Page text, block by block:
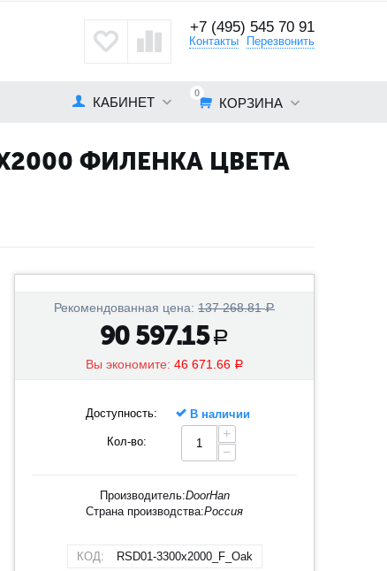
+7 (495) 545 70 91
Контакты Перезвонить
0
КОРЗИНА
КАБИНЕТ
ФИЛЕНКА ЦВЕТА
Рекомендованная цена: 137 268.81 Р
90 597.15 Р
Вы экономите: 46 671.66 Р
Доступность: В наличии
Кол-во:
+
−
Производитель:DoorHan
Страна производства:Россия
КОД: RSD01-3300х2000_F_Oak